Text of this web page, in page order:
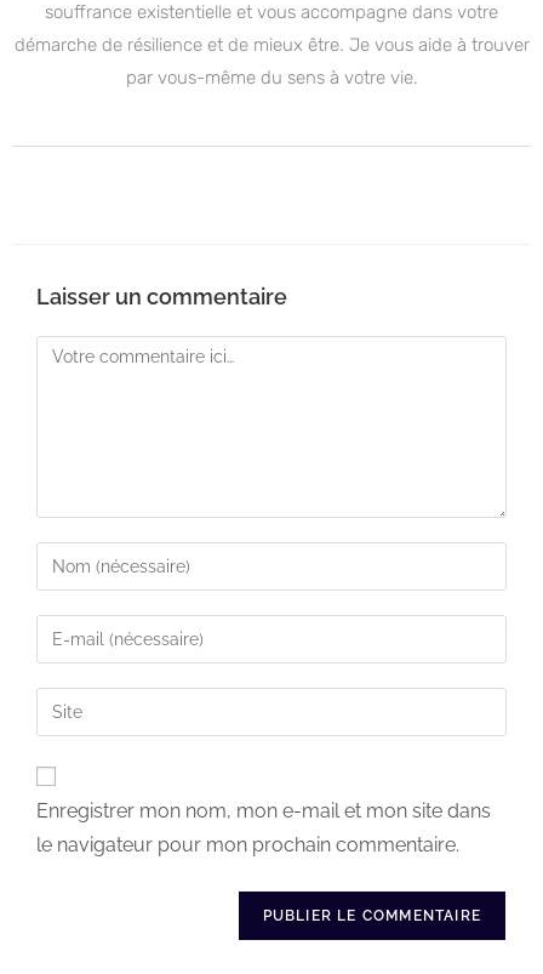
souffrance existentielle et vous accompagne dans votre
démarche de résilience et de mieux être. Je vous aide à trouver
par vous-même du sens à votre vie.
Laisser un commentaire
Enregistrer mon nom, mon e-mail et mon site dans
le navigateur pour mon prochain commentaire.